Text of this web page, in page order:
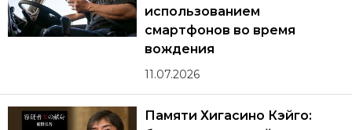
использованием
смартфонов во время
вождения
11.07.2026
Памяти Хигасино Кэйго: